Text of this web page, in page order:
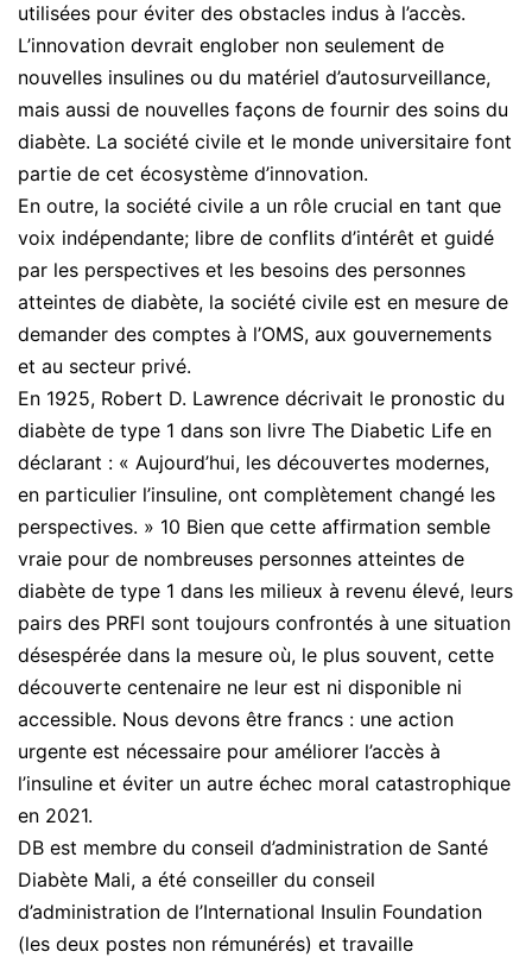
utilisées pour éviter des obstacles indus à l’accès.
L’innovation devrait englober non seulement de
nouvelles insulines ou du matériel d’autosurveillance,
mais aussi de nouvelles façons de fournir des soins du
diabète. La société civile et le monde universitaire font
partie de cet écosystème d’innovation.
En outre, la société civile a un rôle crucial en tant que
voix indépendante; libre de conflits d’intérêt et guidé
par les perspectives et les besoins des personnes
atteintes de diabète, la société civile est en mesure de
demander des comptes à l’OMS, aux gouvernements
et au secteur privé.
En 1925, Robert D. Lawrence décrivait le pronostic du
diabète de type 1 dans son livre The Diabetic Life en
déclarant : « Aujourd’hui, les découvertes modernes,
en particulier l’insuline, ont complètement changé les
perspectives. » 10 Bien que cette affirmation semble
vraie pour de nombreuses personnes atteintes de
diabète de type 1 dans les milieux à revenu élevé, leurs
pairs des PRFI sont toujours confrontés à une situation
désespérée dans la mesure où, le plus souvent, cette
découverte centenaire ne leur est ni disponible ni
accessible. Nous devons être francs : une action
urgente est nécessaire pour améliorer l’accès à
l’insuline et éviter un autre échec moral catastrophique
en 2021.
DB est membre du conseil d’administration de Santé
Diabète Mali, a été conseiller du conseil
d’administration de l’International Insulin Foundation
(les deux postes non rémunérés) et travaille